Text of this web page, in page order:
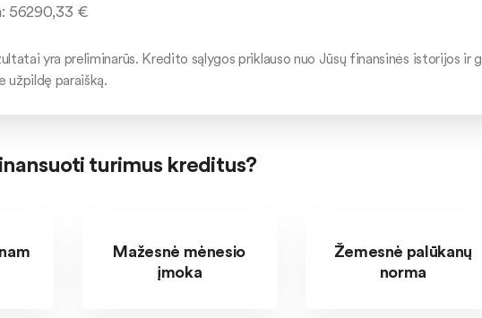
56290,33 €
yra preliminarūs. Kredito sąlygos priklauso nuo Jūsų finansinės istorijos ir
užpildę paraišką.
turimus kreditus?
Mažesnė mėnesio
įmoka
Žemesnė palūkanų
norma